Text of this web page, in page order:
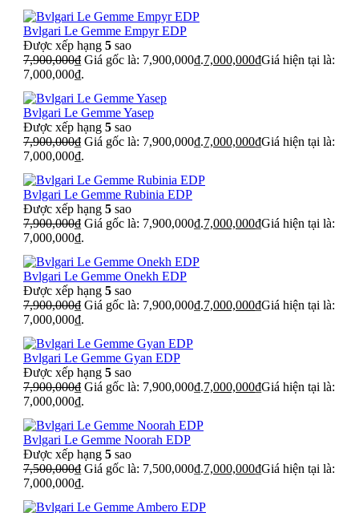
Bvlgari Le Gemme Empyr EDP
Được xếp hạng 5 sao
7,900,000₫ Giá gốc là: 7,900,000₫.7,000,000₫Giá hiện tại là:
7,000,000₫.
Bvlgari Le Gemme Yasep
Được xếp hạng 5 sao
7,900,000₫ Giá gốc là: 7,900,000₫.7,000,000₫Giá hiện tại là:
7,000,000₫.
Bvlgari Le Gemme Rubinia EDP
Được xếp hạng 5 sao
7,900,000₫ Giá gốc là: 7,900,000₫.7,000,000₫Giá hiện tại là:
7,000,000₫.
Bvlgari Le Gemme Onekh EDP
Được xếp hạng 5 sao
7,900,000₫ Giá gốc là: 7,900,000₫.7,000,000₫Giá hiện tại là:
7,000,000₫.
Bvlgari Le Gemme Gyan EDP
Được xếp hạng 5 sao
7,900,000₫ Giá gốc là: 7,900,000₫.7,000,000₫Giá hiện tại là:
7,000,000₫.
Bvlgari Le Gemme Noorah EDP
Được xếp hạng 5 sao
7,500,000₫ Giá gốc là: 7,500,000₫.7,000,000₫Giá hiện tại là:
7,000,000₫.